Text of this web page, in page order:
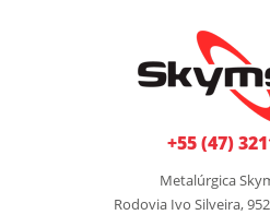
+55 (47)
Metalúrgica
Rodovia Ivo Silveira,